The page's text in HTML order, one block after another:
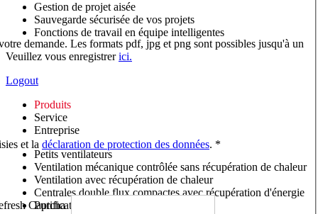
Gestion de projet aisée
Sauvegarde sécurisée de vos projets
Fonctions de travail en équipe intelligentes
Veuillez vous enregistrerici.
Logout
Produits
Service
Entreprise
Petits ventilateurs
Ventilation mécanique contrôlée sans récupération de chaleur
Ventilation avec récupération de chaleur
Centrales double flux compactes avec récupération d'énergie
Purificateurs d'air/Moniteurs CO
demande. Les formats pdf, jpg et png sont possibles jusqu'à un
et la déclaration de protection des données. *